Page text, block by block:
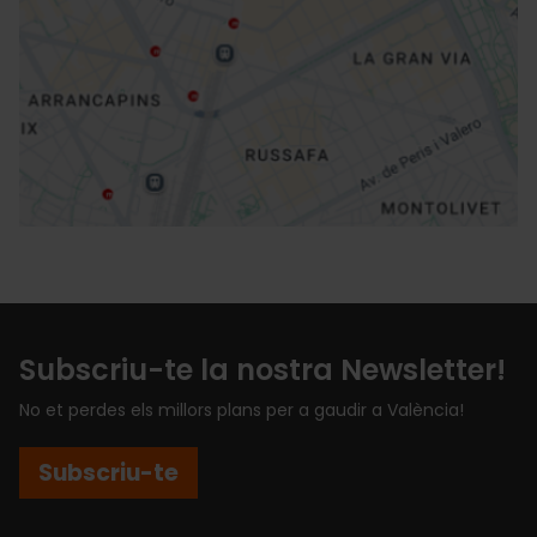
Direccions
Subscriu-te la nostra Newsletter!
No et perdes els millors plans per a gaudir a València!
Subscriu-te